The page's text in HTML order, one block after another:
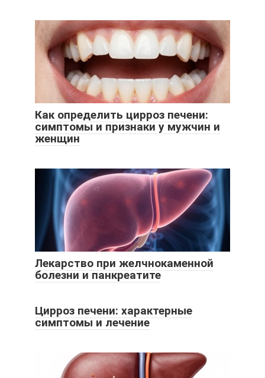
Как определить цирроз печени:
симптомы и признаки у мужчин и
женщин
Лекарство при желчнокаменной
болезни и панкреатите
Цирроз печени: характерные
симптомы и лечение